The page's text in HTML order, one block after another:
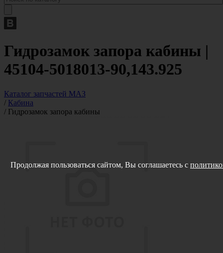
Гидрозамок запора кабины |
45104-5018013-90,143.925
Каталог запчастей МАЗ
/ Кабина
/ Гидрозамок запора кабины
Продолжая пользоваться сайтом, Вы соглашаетесь с